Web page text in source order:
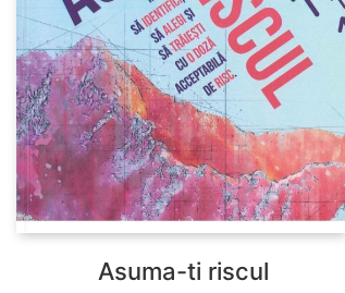
Asuma-ti riscul